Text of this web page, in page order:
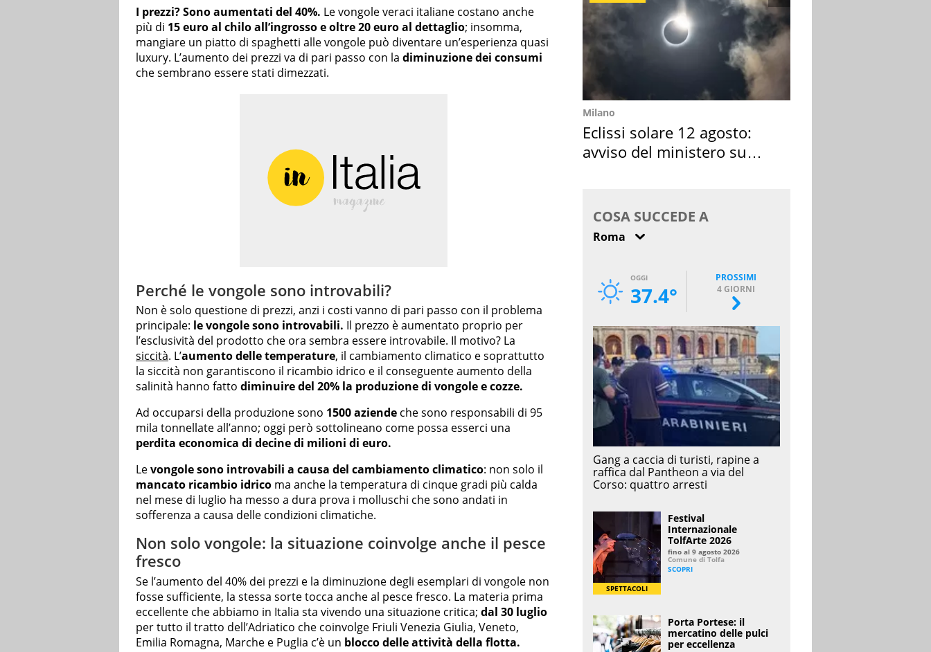
I prezzi? Sono aumentati del 40%. Le vongole veraci italiane costano anche
più di 15 euro al chilo all’ingrosso e oltre 20 euro al dettaglio; insomma,
mangiare un piatto di spaghetti alle vongole può diventare un’esperienza quasi
luxury. L’aumento dei prezzi va di pari passo con la diminuzione dei consumi
che sembrano essere stati dimezzati.
Perché le vongole sono introvabili?
Non è solo questione di prezzi, anzi i costi vanno di pari passo con il problema
principale: le vongole sono introvabili. Il prezzo è aumentato proprio per
l’esclusività del prodotto che ora sembra essere introvabile. Il motivo? La
siccità. L’aumento delle temperature, il cambiamento climatico e soprattutto
la siccità non garantiscono il ricambio idrico e il conseguente aumento della
salinità hanno fatto diminuire del 20% la produzione di vongole e cozze.
Ad occuparsi della produzione sono 1500 aziende che sono responsabili di 95
mila tonnellate all’anno; oggi però sottolineano come possa esserci una
perdita economica di decine di milioni di euro.
Levongole sono introvabili a causa del cambiamento climatico: non solo il
mancato ricambio idrico ma anche la temperatura di cinque gradi più calda
nel mese di luglio ha messo a dura prova i molluschi che sono andati in
sofferenza a causa delle condizioni climatiche.
Non solo vongole: la situazione coinvolge anche il pesce
fresco
Se l’aumento del 40% dei prezzi e la diminuzione degli esemplari di vongole non
fosse sufficiente, la stessa sorte tocca anche al pesce fresco. La materia prima
eccellente che abbiamo in Italia sta vivendo una situazione critica; dal 30 luglio
per tutto il tratto dell’Adriatico che coinvolge Friuli Venezia Giulia, Veneto,
Emilia Romagna, Marche e Puglia c’è un blocco delle attività della flotta.
Milano
Eclissi solare 12 agosto:
avviso del ministero su